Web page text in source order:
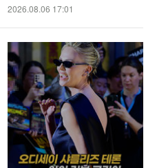
2026.08.06 17:01